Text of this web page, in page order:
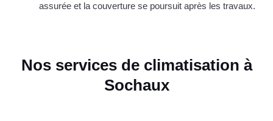
assurée et la couverture se poursuit après les travaux.
Nos services de climatisation à
Sochaux